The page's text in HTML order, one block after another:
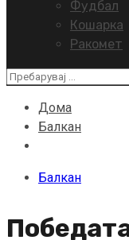
Фудбал
Кошарка
Ракомет
Пребарувај
Дома
Балкан
Балкан